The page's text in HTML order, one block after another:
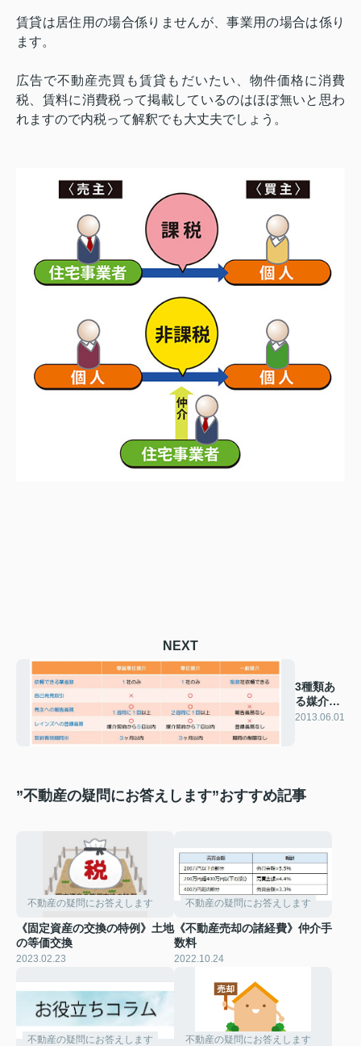
賃貸は居住用の場合係りませんが、事業用の場合は係り
ます。
広告で不動産売買も賃貸もだいたい、物件価格に消費
税、賃料に消費税って掲載しているのはほぼ無いと思わ
れますので内税って解釈でも大丈夫でしょう。
NEXT
3種類あ
る媒介契
約
2013.06.01
”不動産の疑問にお答えします”おすすめ記事
不動産の疑問にお答えします
《固定資産の交換の特例》土地
の等価交換
2023.02.23
不動産の疑問にお答えします
《不動産売却の諸経費》仲介手
数料
2022.10.24
不動産の疑問にお答えします 不動産の疑問にお答えします